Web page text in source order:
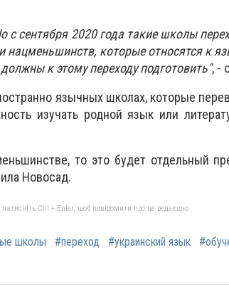
сентября 2020 года такие школы
которые относятся к
к этому переходу подготовить", -
язычных школах, которые
изучать родной язык или
то это будет отдельный
Новосад.
Ctrl + Enter, щоб повідомити про це редакцію
школы #переход #украинский язык